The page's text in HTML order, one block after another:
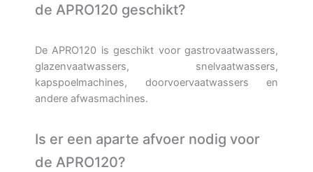
de APRO120 geschikt?
De APRO120 is geschikt voor gastrovaatwassers,
glazenvaatwassers, snelvaatwassers,
kapspoelmachines, doorvoervaatwassers en
andere afwasmachines.
Is er een aparte afvoer nodig voor
de APRO120?